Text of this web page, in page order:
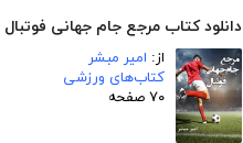
دانلود کتاب مرجع جام جهانی فوتبال
از: امیر مبشر
کتاب‌های ورزشی
۷۰ صفحه